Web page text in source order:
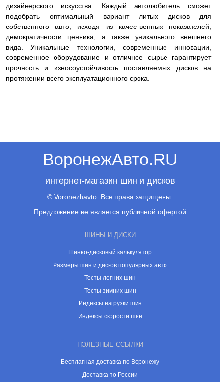
дизайнерского искусства. Каждый автолюбитель сможет
подобрать оптимальный вариант литых дисков для
собственного авто, исходя из качественных показателей,
демократичности ценника, а также уникального внешнего
вида. Уникальные технологии, современные инновации,
современное оборудование и отличное сырье гарантирует
прочность и износоустойчивость поставляемых дисков на
протяжении всего эксплуатационного срока.
ВоронежАвто.RU
интернет-магазин шин и дисков
© Voronezhavto. Все права защищены.
Предложение не является публичной офертой
ШИНЫ И ДИСКИ
Шинно-дисковый калькулятор
Размеры шин и дисков популярных авто
Тесты летних шин
Тесты зимних шин
Индексы нагрузки шин
Индексы скорости шин
ПОЛЕЗНЫЕ ССЫЛКИ
Бесплатная доставка по Воронежу
Доставка по России